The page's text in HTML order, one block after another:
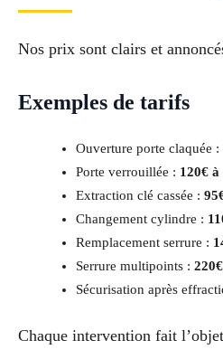
Nos prix sont clairs et
Exemples de tarifs
Ouverture porte claquée :
Porte verrouillée : 120€ à
Extraction clé cassée :
Changement cylindre :
Remplacement serrure :
Serrure multipoints :
Sécurisation après
Chaque intervention fait